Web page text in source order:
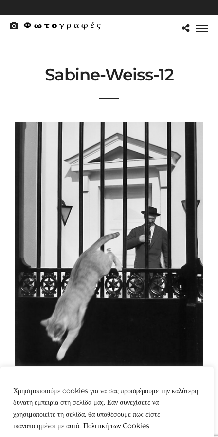
Χρησιμοποιούμε cookies για να σας προσφέρουμε την καλύτερη
δυνατή εμπειρία στη σελίδα μας. Εάν συνεχίσετε να
χρησιμοποιείτε τη σελίδα, θα υποθέσουμε πως είστε
ικανοποιημένοι με αυτό. Πολιτική των Cookies
Sabine-Weiss-12